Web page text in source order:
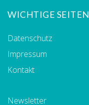
WICHTIGE SEITEN
Datenschutz
Impressum
Kontakt
Newsletter